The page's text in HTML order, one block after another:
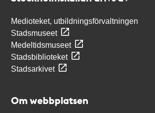
Medioteket, utbildningsförvaltningen
Stadsmuseet
Medeltidsmuseet
Stadsbiblioteket
Stadsarkivet
Om webbplatsen